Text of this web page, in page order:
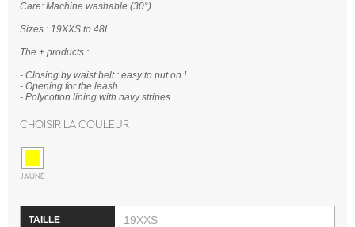
Care: Machine washable (30°)
Sizes : 19XXS to 48L
The + products :
- Closing by waist belt : easy to put on !
- Opening for the leash
- Polycotton lining with navy stripes
Choisir la couleur
JAUNE
19XXS